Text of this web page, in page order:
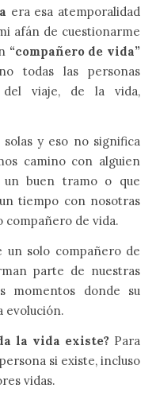
era esa atemporalidad
afán de cuestionarme
“compañero de vida”
todas las personas
viaje, de la vida,
y eso no significa
camino con alguien
un buen tramo o que
tiempo con nosotras
compañero de vida.
un solo compañero de
parte de nuestras
momentos donde su
evolución.
la vida existe? Para
si existe, incluso
vidas.